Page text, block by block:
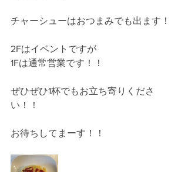
チャーシューはおつまみでも出ます！
2Fはイベントですが
1Fは通常営業です！！
ぜひぜひ1杯でもお立ち寄りくださ
い！！
お待ちしてまーす！！